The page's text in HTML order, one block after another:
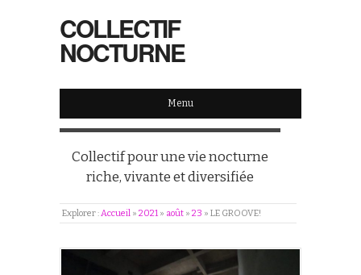
COLLECTIF
NOCTURNE
Menu
Collectif pour une vie nocturne
riche, vivante et diversifiée
Explorer :Accueil » 2021 » août » 23 » LE GROOVE!